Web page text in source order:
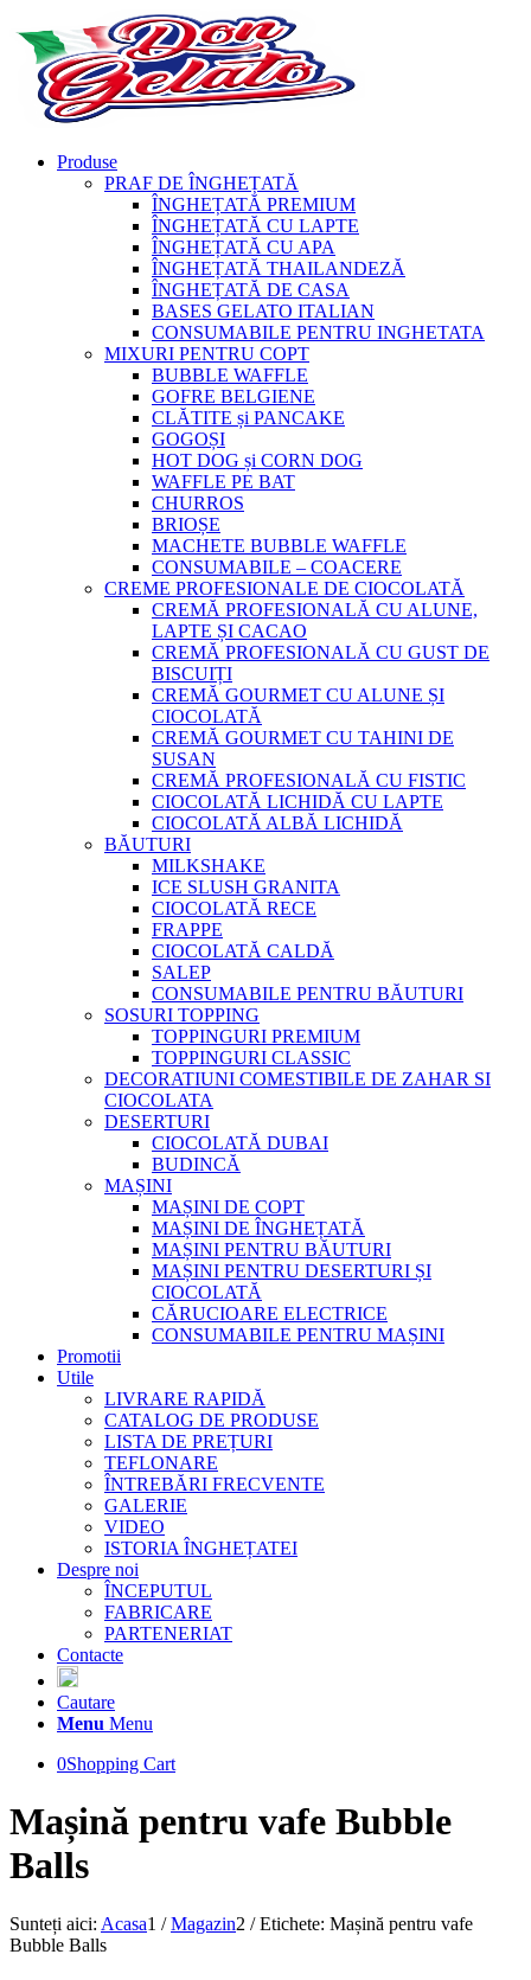
Produse
PRAF DE ÎNGHEȚATĂ
ÎNGHEȚATĂ PREMIUM
ÎNGHEȚATĂ CU LAPTE
ÎNGHEȚATĂ CU APA
ÎNGHEȚATĂ THAILANDEZĂ
ÎNGHEȚATĂ DE CASA
BASES GELATO ITALIAN
CONSUMABILE PENTRU INGHETATA
MIXURI PENTRU COPT
BUBBLE WAFFLE
GOFRE BELGIENE
CLĂTITE și PANCAKE
GOGOȘI
HOT DOG și CORN DOG
WAFFLE PE BAT
CHURROS
BRIOȘE
MACHETE BUBBLE WAFFLE
CONSUMABILE – COACERE
CREME PROFESIONALE DE CIOCOLATĂ
CREMĂ PROFESIONALĂ CU ALUNE,
LAPTE ȘI CACAO
CREMĂ PROFESIONALĂ CU GUST DE
BISCUIȚI
CREMĂ GOURMET CU ALUNE ȘI
CIOCOLATĂ
CREMĂ GOURMET CU TAHINI DE
SUSAN
CREMĂ PROFESIONALĂ CU FISTIC
CIOCOLATĂ LICHIDĂ CU LAPTE
CIOCOLATĂ ALBĂ LICHIDĂ
BĂUTURI
MILKSHAKE
ICE SLUSH GRANITA
CIOCOLATĂ RECE
FRAPPE
CIOCOLATĂ CALDĂ
SALEP
CONSUMABILE PENTRU BĂUTURI
SOSURI TOPPING
TOPPINGURI PREMIUM
TOPPINGURI CLASSIC
DECORATIUNI COMESTIBILE DE ZAHAR SI
CIOCOLATA
DESERTURI
CIOCOLATĂ DUBAI
BUDINCĂ
MAȘINI
MAȘINI DE COPT
MAȘINI DE ÎNGHEȚATĂ
MAȘINI PENTRU BĂUTURI
MAȘINI PENTRU DESERTURI ȘI
CIOCOLATĂ
CĂRUCIOARE ELECTRICE
CONSUMABILE PENTRU MAȘINI
Promotii
Utile
LIVRARE RAPIDĂ
CATALOG DE PRODUSE
LISTA DE PREȚURI
TEFLONARE
ÎNTREBĂRI FRECVENTE
GALERIE
VIDEO
ISTORIA ÎNGHEȚATEI
Despre noi
ÎNCEPUTUL
FABRICARE
PARTENERIAT
Contacte
Cautare
Menu Menu
0Shopping Cart
Mașină pentru vafe Bubble
Balls
Sunteți aici: Acasa1 / Magazin2 / Etichete: Mașină pentru vafe
Bubble Balls